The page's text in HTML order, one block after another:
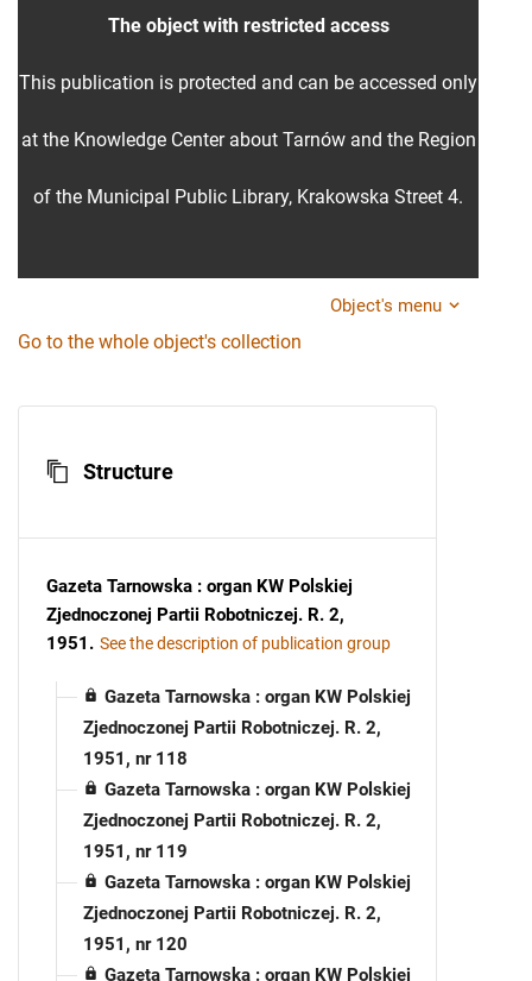
The object with restricted access
This publication is protected and can be accessed only
at the Knowledge Center about Tarnów and the Region
of the Municipal Public Library, Krakowska Street 4.
Object's menu
Go to the whole object's collection
Structure
Gazeta Tarnowska : organ KW Polskiej
Zjednoczonej Partii Robotniczej. R. 2,
1951 . See the description of publication group
Gazeta Tarnowska : organ KW Polskiej
Zjednoczonej Partii Robotniczej. R. 2,
1951, nr 118
Gazeta Tarnowska : organ KW Polskiej
Zjednoczonej Partii Robotniczej. R. 2,
1951, nr 119
Gazeta Tarnowska : organ KW Polskiej
Zjednoczonej Partii Robotniczej. R. 2,
1951, nr 120
Gazeta Tarnowska : organ KW Polskiej